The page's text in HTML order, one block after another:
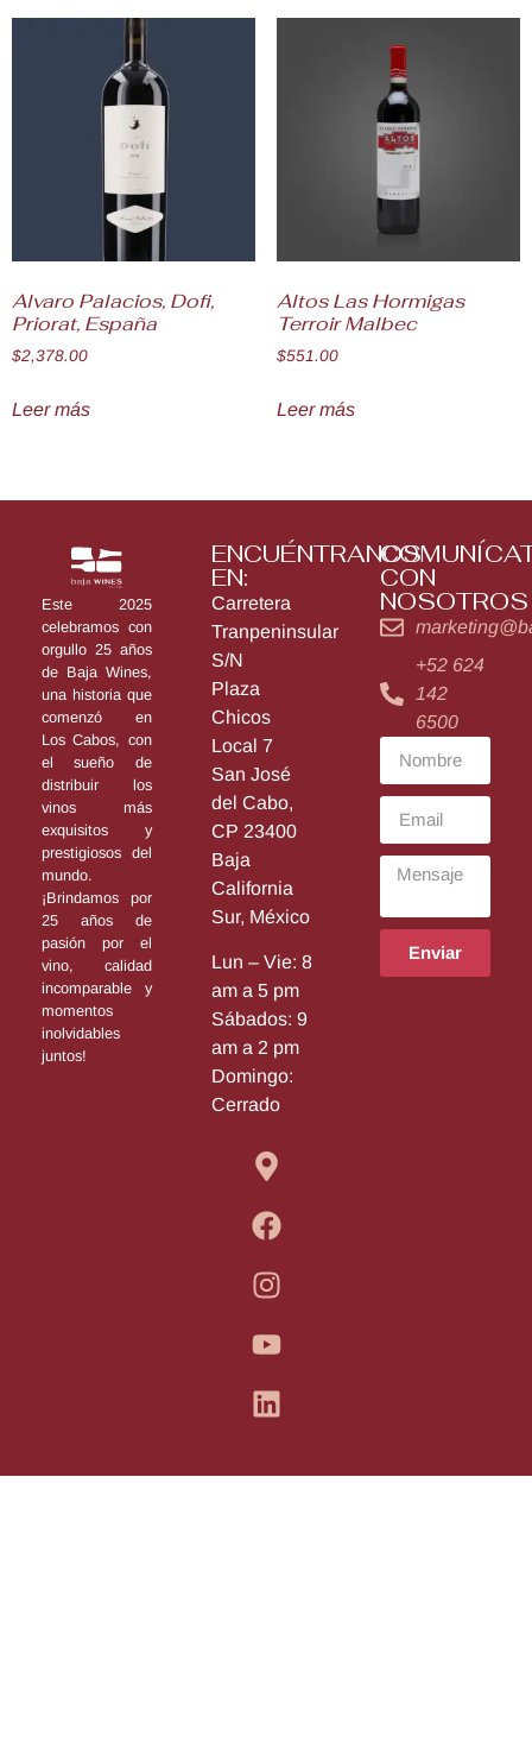
Alvaro Palacios, Dofi,
Priorat, España
$2,378.00
Leer más
Altos Las Hormigas
Terroir Malbec
$551.00
Leer más
Este 2025
celebramos con
orgullo 25 años
de Baja Wines,
una historia que
comenzó en
Los Cabos, con
el sueño de
distribuir los
vinos más
exquisitos y
prestigiosos del
mundo.
¡Brindamos por
25 años de
pasión por el
vino, calidad
incomparable y
momentos
inolvidables
juntos!
ENCUÉNTRANOS
EN:
Carretera
Tranpeninsular
S/N
Plaza
Chicos
Local 7
San José
del Cabo,
CP 23400
Baja
California
Sur, México
Lun – Vie: 8
am a 5 pm
Sábados: 9
am a 2 pm
Domingo:
Cerrado
CON
NOSOTROS
+52 624
142
6500
Enviar